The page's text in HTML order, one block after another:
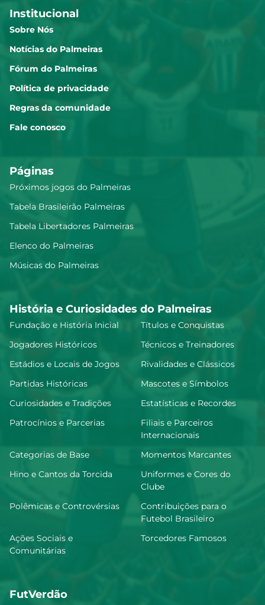
Institucional
Sobre Nós
Notícias do Palmeiras
Fórum do Palmeiras
Política de privacidade
Regras da comunidade
Fale conosco
Páginas
Próximos jogos do Palmeiras
Tabela Brasileirão Palmeiras
Tabela Libertadores Palmeiras
Elenco do Palmeiras
Músicas do Palmeiras
História e Curiosidades do Palmeiras
Fundação e História Inicial
Títulos e Conquistas
Jogadores Históricos
Técnicos e Treinadores
Estádios e Locais de Jogos
Rivalidades e Clássicos
Partidas Históricas
Mascotes e Símbolos
Curiosidades e Tradições
Estatísticas e Recordes
Patrocínios e Parcerias
Filiais e Parceiros
Internacionais
Categorias de Base
Momentos Marcantes
Hino e Cantos da Torcida
Uniformes e Cores do
Clube
Polêmicas e Controvérsias
Contribuições para o
Futebol Brasileiro
Ações Sociais e
Comunitárias
Torcedores Famosos
FutVerdão